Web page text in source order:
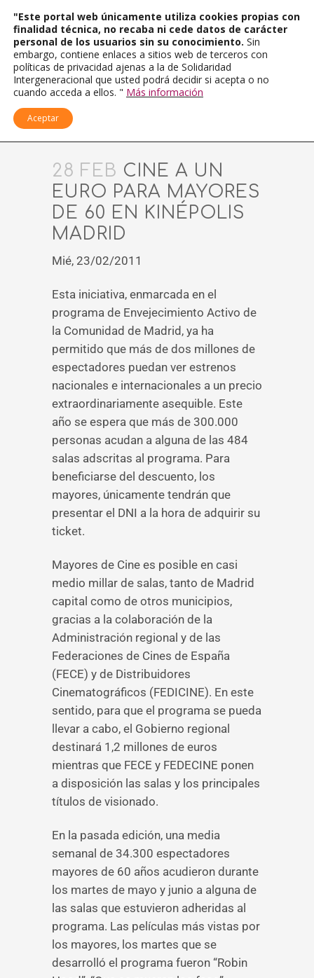
28 FEB CINE A UN
EURO PARA MAYORES
DE 60 EN KINÉPOLIS
MADRID
Mié, 23/02/2011
Esta iniciativa, enmarcada en el
programa de Envejecimiento Activo de
la Comunidad de Madrid, ya ha
permitido que más de dos millones de
espectadores puedan ver estrenos
nacionales e internacionales a un precio
extraordinariamente asequible. Este
año se espera que más de 300.000
personas acudan a alguna de las 484
salas adscritas al programa. Para
beneficiarse del descuento, los
mayores, únicamente tendrán que
presentar el DNI a la hora de adquirir su
ticket.
Mayores de Cine es posible en casi
medio millar de salas, tanto de Madrid
capital como de otros municipios,
gracias a la colaboración de la
Administración regional y de las
Federaciones de Cines de España
(FECE) y de Distribuidores
Cinematográficos (FEDICINE). En este
sentido, para que el programa se pueda
llevar a cabo, el Gobierno regional
destinará 1,2 millones de euros
mientras que FECE y FEDECINE ponen
a disposición las salas y los principales
títulos de visionado.
En la pasada edición, una media
semanal de 34.300 espectadores
mayores de 60 años acudieron durante
los martes de mayo y junio a alguna de
las salas que estuvieron adheridas al
programa. Las películas más vistas por
los mayores, los martes que se
desarrolló el programa fueron “Robin
"Este portal web únicamente utiliza cookies propias con
finalidad técnica, no recaba ni cede datos de carácter
personal de los usuarios sin su conocimiento. Sin
embargo, contiene enlaces a sitios web de terceros con
políticas de privacidad ajenas a la de Solidaridad
Intergeneracional que usted podrá decidir si acepta o no
cuando acceda a ellos. " Más información
Aceptar